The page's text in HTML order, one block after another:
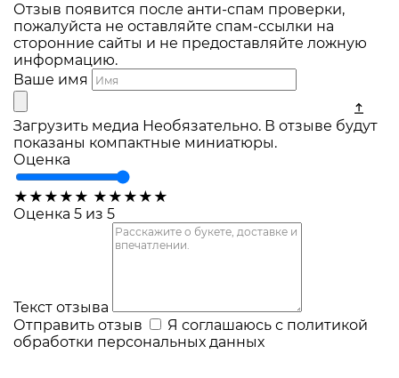
Отзыв появится после анти-спам проверки,
пожалуйста не оставляйте спам-ссылки на
сторонние сайты и не предоставляйте ложную
информацию.
Ваше имя
Загрузить медиа Необязательно. В отзыве будут
показаны компактные миниатюры.
Оценка
★ ★ ★ ★ ★ ★ ★ ★ ★ ★
Оценка 5 из 5
Текст отзыва
Отправить отзыв
Я соглашаюсь с политикой
обработки персональных данных